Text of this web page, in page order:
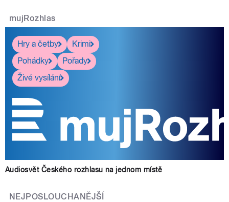
mujRozhlas
Hry a četby
Krimi
Pohádky
Pořady
Živé vysílání
Audiosvět Českého rozhlasu na jednom místě
NEJPOSLOUCHANĚJŠÍ